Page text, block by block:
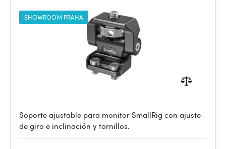
SHOWROOM PRAHA
Soporte ajustable para monitor SmallRig con ajuste
de giro e inclinación y tornillos.